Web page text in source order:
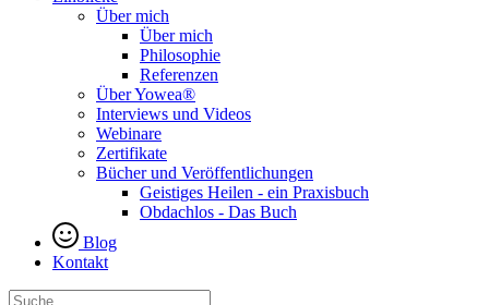
Über mich
Über mich
Philosophie
Referenzen
Über Yowea®
Interviews und Videos
Webinare
Zertifikate
Bücher und Veröffentlichungen
Geistiges Heilen - ein Praxisbuch
Obdachlos - Das Buch
Blog
Kontakt